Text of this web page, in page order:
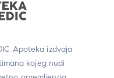
Apoteka izdvaja
kojeg nudi